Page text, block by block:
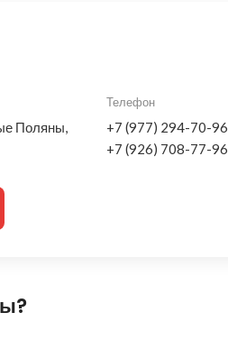
Поляны,
Телефон
+7 (977) 294-70-96
+7 (926) 708-77-96